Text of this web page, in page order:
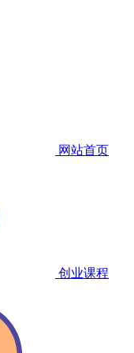
网站首页
创业课程